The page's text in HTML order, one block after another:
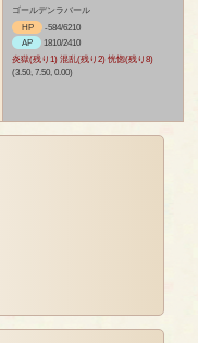
ゴールデンラバール
HP
-584/6210
AP
1810/2410
炎獄(残り1) 混乱(残り2) 恍惚(残り8)
(3.50, 7.50, 0.00)